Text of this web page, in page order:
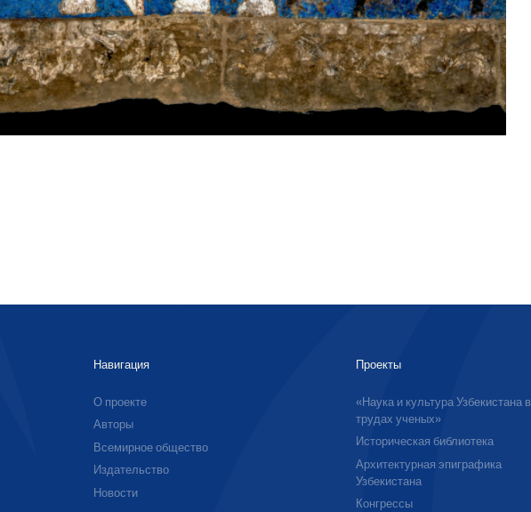
Навигация
О проекте
Авторы
Всемирное общество
Издательство
Новости
Проекты
«Наука и культура Узбекистана в
трудах ученых»
Историческая библиотека
Архитектурная эпиграфика
Узбекистана
Конгрессы